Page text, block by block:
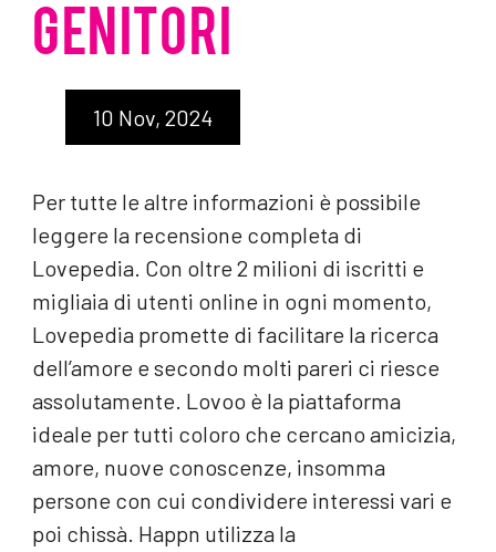
GENITORI
10 Nov, 2024
Per tutte le altre informazioni è possibile
leggere la recensione completa di
Lovepedia. Con oltre 2 milioni di iscritti e
migliaia di utenti online in ogni momento,
Lovepedia promette di facilitare la ricerca
dell’amore e secondo molti pareri ci riesce
assolutamente. Lovoo è la piattaforma
ideale per tutti coloro che cercano amicizia,
amore, nuove conoscenze, insomma
persone con cui condividere interessi vari e
poi chissà. Happn utilizza la